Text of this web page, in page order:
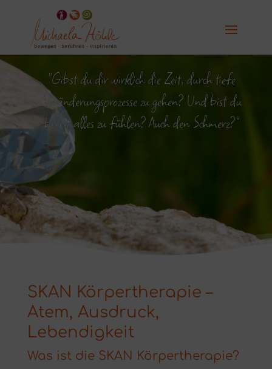
“Gibst du dir wirklich die Zeit, durch tiefe
Veränderungsprozesse zu gehen? Und bist du
bereit alles zu fühlen? Auch den Schmerz?”
SKAN Körpertherapie –
Atem, Ausdruck,
Lebendigkeit
Was ist die SKAN Körpertherapie?